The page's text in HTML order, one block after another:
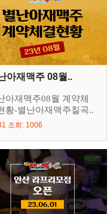
아재맥주 08월..
아재맥주08월 계약체
황-별난아재맥주칠곡..
조회: 1006